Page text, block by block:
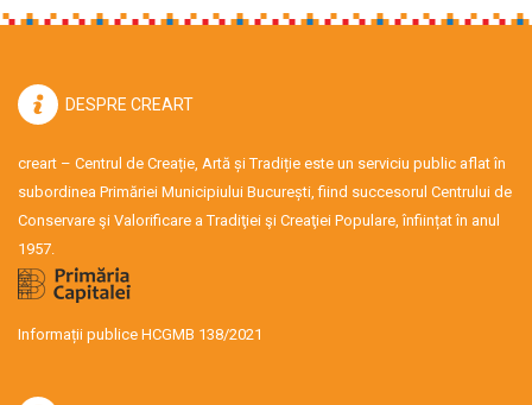
DESPRE CREART
creart – Centrul de Creație, Artă și Tradiție este un serviciu public aflat în
subordinea Primăriei Municipiului București, fiind succesorul Centrului de
Conservare şi Valorificare a Tradiţiei şi Creaţiei Populare, înființat în anul
1957.
Informații publice HCGMB 138/2021